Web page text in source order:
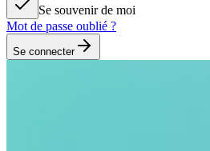
Se souvenir de moi
Mot de passe oublié ?
Se connecter